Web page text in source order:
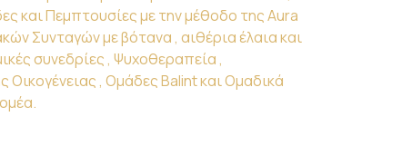
και Πεμπτουσίες με την μέθοδο της Aura
Συνταγών με βότανα , αιθέρια έλαια και
συνεδρίες , Ψυχοθεραπεία ,
Οικογένειας , Ομάδες Balint και Ομαδικά